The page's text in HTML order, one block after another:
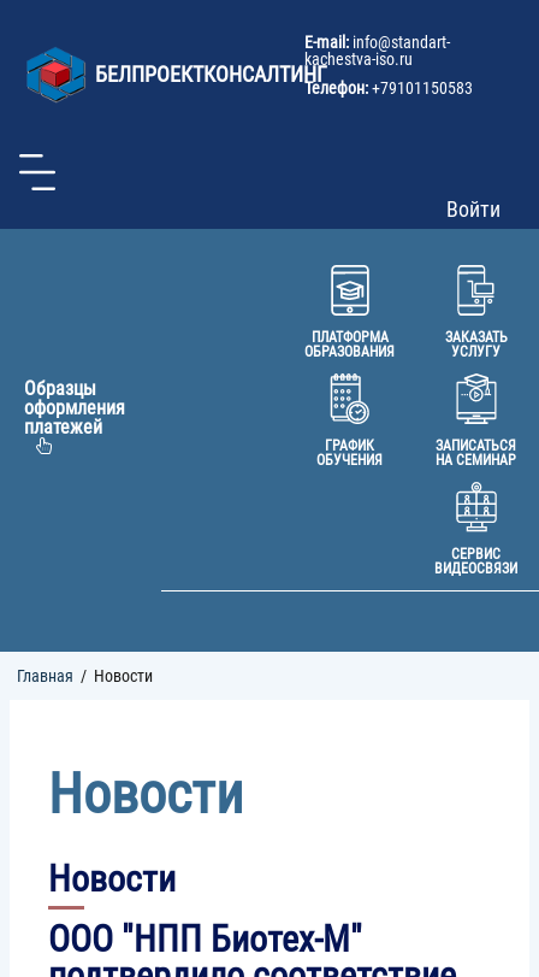
основному
содержаниюБЕЛПРОЕКТКОНСАЛТИНГ
E-mail: info@standart-
kachestva-iso.ru
Телефон:+79101150583
Войти
Образцы
оформления
платежей
ПЛАТФОРМА
ОБРАЗОВАНИЯ
ЗАКАЗАТЬ
УСЛУГУ
ГРАФИК
ОБУЧЕНИЯ
ЗАПИСАТЬСЯ
НА СЕМИНАР
СЕРВИС
ВИДЕОСВЯЗИ
Строка
Главная Новости
Новости
Новости
ООО "НПП Биотех-М"